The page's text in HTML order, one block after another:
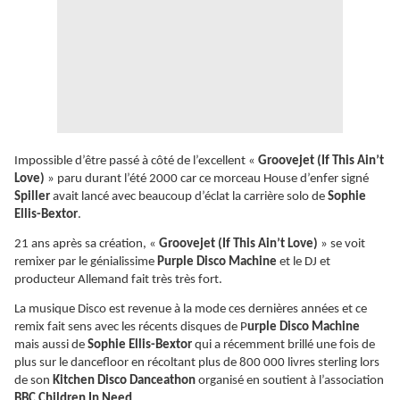
Impossible d’être passé à côté de l’excellent « Groovejet (If This Ain’t
Love) » paru durant l’été 2000 car ce morceau House d’enfer signé
Spiller avait lancé avec beaucoup d’éclat la carrière solo de Sophie
Ellis-Bextor.
21 ans après sa création, « Groovejet (If This Ain’t Love) » se voit
remixer par le génialissime Purple Disco Machine et le DJ et
producteur Allemand fait très très fort.
La musique Disco est revenue à la mode ces dernières années et ce
remix fait sens avec les récents disques de Purple Disco Machine
mais aussi de Sophie Ellis-Bextor qui a récemment brillé une fois de
plus sur le dancefloor en récoltant plus de 800 000 livres sterling lors
de son Kitchen Disco Danceathon organisé en soutient à l’association